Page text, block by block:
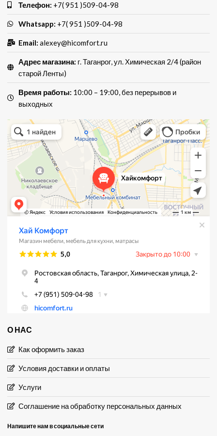
Телефон: +7( 951 )509-04-98
Whatsapp: +7( 951 )509-04-98
Email: alexey@hicomfort.ru
Адрес магазина: г. Таганрог, ул. Химическая 2/4 (район
старой Ленты)
Время работы: 10:00 – 19:00, без перерывов и
выходных
Хай Комфорт
Магазин мебели в Таганроге
Мебель для кухни в Таганроге
О НАС
Как оформить заказ
Условия доставки и оплаты
Услуги
Соглашение на обработку персональных данных
Напишите нам в социальные сети